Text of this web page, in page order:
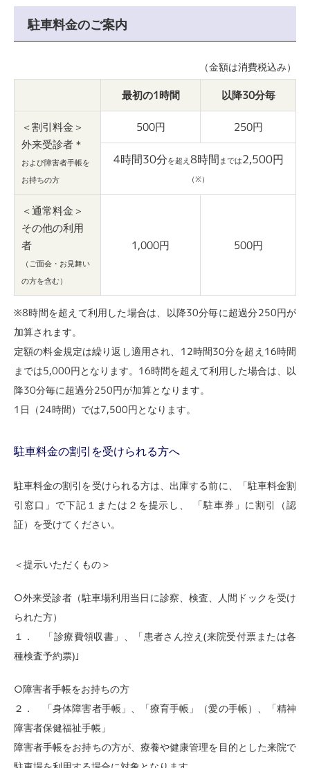
駐車料金のご案内
（金額は消費税込み）
最初の1時間 以降30分毎
＜割引料金＞
外来受診者＊
および障害者手帳を
お持ちの方
500円 250円
4時間30分を超え 8時間 までは2,500円
（※）
＜通常料金＞
その他の利用
者
（ご面会・お見舞い
の方を含む）
1,000円 500円
※8時間を超えて利用した場合は、以降30分毎に超過分250円が
加算されます。
定額の料金規定は繰り返し適用され、12時間30分を超え16時間
までは5,000円となります。16時間を超えて利用した場合は、以
降30分毎に超過分250円が加算となります。
1日（24時間）では7,500円となります。
駐車料金の割引を受けられる方へ
駐車料金の割引を受けられる方は、出庫する前に、「駐車料金割
引窓口」で下記１または２を提示し、 「駐車券」に割引（認
証）を受けてください。
＜提示いただくもの＞
○外来受診者（駐車場利用当日に診察、検査、人間ドックを受け
られた方）
１． 「診療費領収書」、「患者さん控え(来院受付票または各
種検査予約票)｣
○障害者手帳をお持ちの方
２． 「身体障害者手帳」、「療育手帳」（愛の手帳）、「精神
障害者保健福祉手帳」
障害者手帳をお持ちの方が、療養や健康管理を目的とした来院で